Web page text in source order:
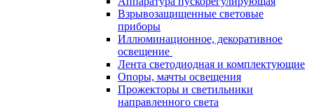
Взрывозащищенные световые
приборы
Иллюминационное, декоративное
освещение
Лента светодиодная и комплектующие
Опоры, мачты освещения
Прожекторы и светильники
направленного света